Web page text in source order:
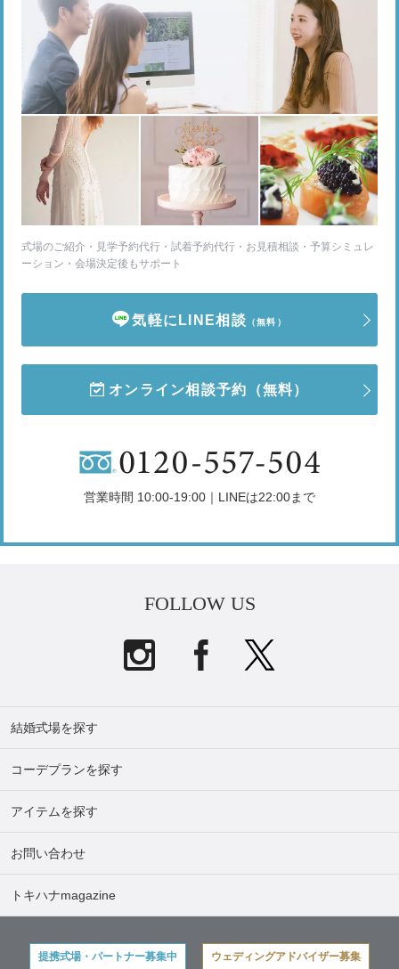
式場のご紹介・見学予約代行・試着予約代行・お見積相談・予算シミュレ
ーション・会場決定後もサポート
気軽にLINE相談 （無料）
オンライン相談予約 （無料）
営業時間 10:00-19:00｜LINEは22:00まで
FOLLOW US
結婚式場を探す
コーデプランを探す
アイテムを探す
お問い合わせ
トキハナmagazine
提携式場・パートナー募集中 ウェディングアドバイザー募集